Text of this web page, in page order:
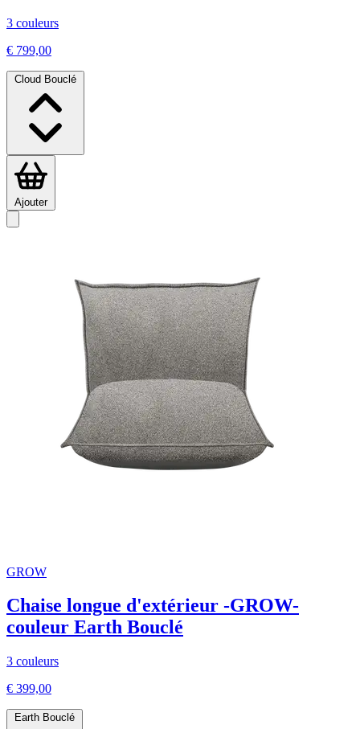
3 couleurs
€ 799,00
Cloud Bouclé
Ajouter
GROW
Chaise longue d'extérieur -GROW-
couleur Earth Bouclé
3 couleurs
€ 399,00
Earth Bouclé